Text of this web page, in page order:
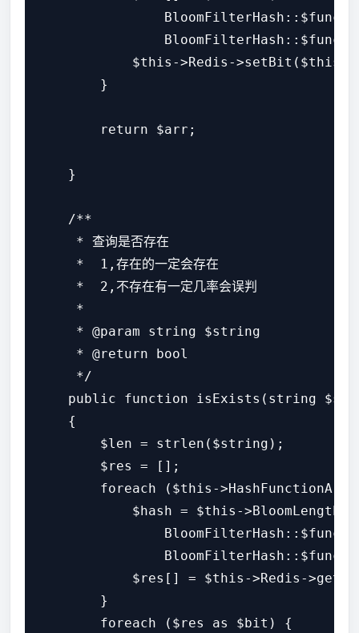
$this->Redis->setBit($this-
        }
        return $arr;
    }
    /**
     * 查询是否存在
     *  1,存在的一定会存在
     *  2,不存在有一定几率会误判
     *
     * @param string $string
     * @return bool
     */
public function isExists(string
    {
        $len = strlen($string);
        $res = [];
foreach ($this->HashFunctionArr
$hash = $this->BloomLength
$res[] = $this->Redis-
        }
        foreach ($res as $bit) {